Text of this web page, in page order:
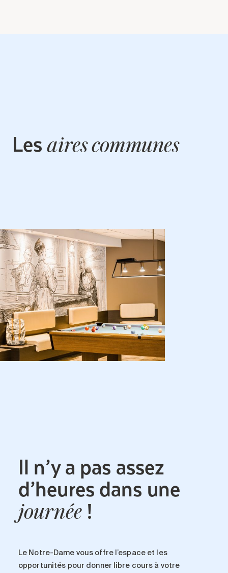
Lesaires communes
Il n’y a pas assez
d’heures dans une
journée!
Le Notre-Dame vous offre l’espace et les
opportunités pour donner libre cours à votre